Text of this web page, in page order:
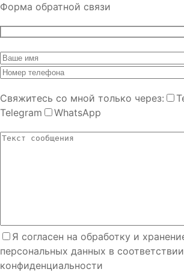
Форма обратной связи
Cвяжитесь со мной только через:
Telegram
WhatsApp
Я согласен на обработку и
персональных данных в
конфиденциальности